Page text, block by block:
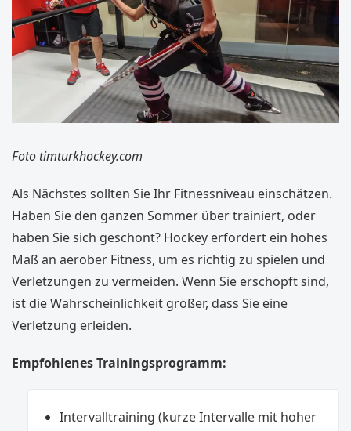
Foto timturkhockey.com
Als Nächstes sollten Sie Ihr Fitnessniveau einschätzen.
Haben Sie den ganzen Sommer über trainiert, oder
haben Sie sich geschont? Hockey erfordert ein hohes
Maß an aerober Fitness, um es richtig zu spielen und
Verletzungen zu vermeiden. Wenn Sie erschöpft sind,
ist die Wahrscheinlichkeit größer, dass Sie eine
Verletzung erleiden.
Empfohlenes Trainingsprogramm:
Intervalltraining (kurze Intervalle mit hoher